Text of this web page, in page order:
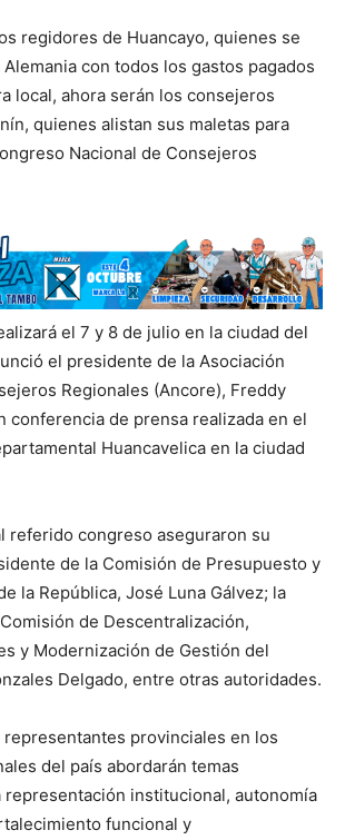
regidores de Huancayo, quienes se
con todos los gastos pagados
local, ahora serán los consejeros
quienes alistan sus maletas para
Nacional de Consejeros
el 7 y 8 de julio en la ciudad del
el presidente de la Asociación
Regionales (Ancore), Freddy
conferencia de prensa realizada en el
Huancavelica en la ciudad
referido congreso aseguraron su
de la Comisión de Presupuesto y
la República, José Luna Gálvez; la
de Descentralización,
y Modernización de Gestión del
Delgado, entre otras autoridades.
provinciales en los
del país abordarán temas
representación institucional, autonomía
funcional y